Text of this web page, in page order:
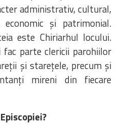
administrativ, cultural,
și patrimonial.
este Chiriarhul locului.
fac parte clericii parohiilor
și starețele, precum și
mireni din fiecare